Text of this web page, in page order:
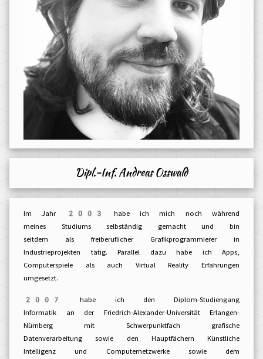
Dipl.-Inf. Andreas Osswald
Im Jahr 2003 habe ich mich noch während
meines Studiums selbständig gemacht und bin
seitdem als freiberuflicher Grafikprogrammierer in
Industrieprojekten tätig. Parallel dazu habe ich Apps,
Computerspiele als auch Virtual Reality Erfahrungen
umgesetzt.
2007 habe ich den Diplom-Studiengang
Informatik an der Friedrich-Alexander-Universität Erlangen-
Nürnberg mit Schwerpunktfach grafische
Datenverarbeitung sowie den Hauptfächern Künstliche
Intelligenz und Computernetzwerke sowie dem